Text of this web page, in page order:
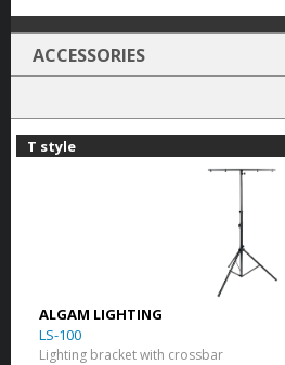
ACCESSORIES
T style
ALGAM LIGHTING
LS-100
Lighting bracket with crossbar